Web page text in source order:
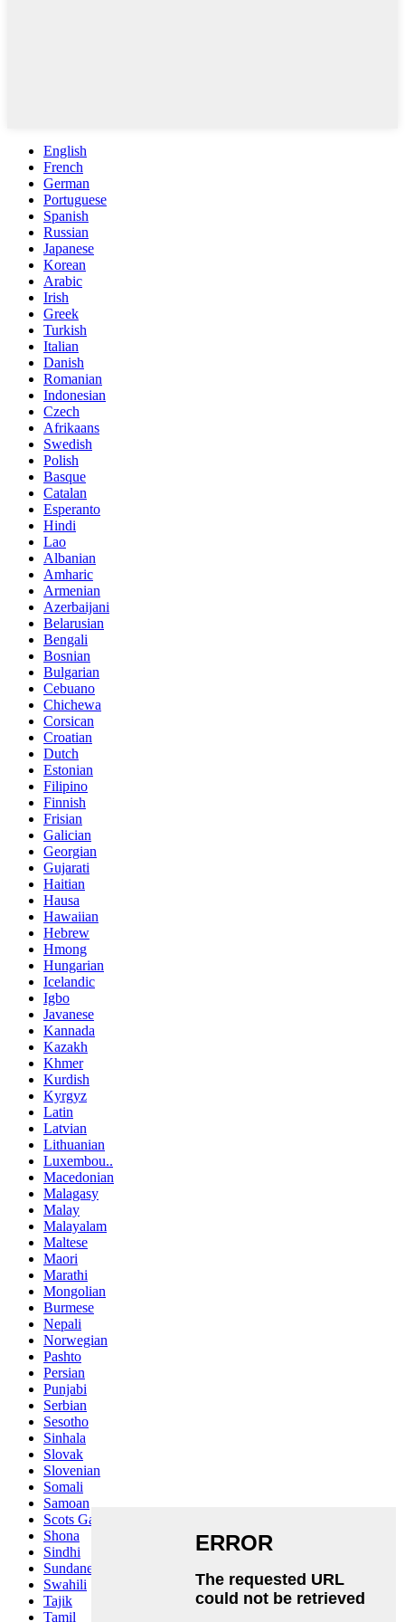
English
French
German
Portuguese
Spanish
Russian
Japanese
Korean
Arabic
Irish
Greek
Turkish
Italian
Danish
Romanian
Indonesian
Czech
Afrikaans
Swedish
Polish
Basque
Catalan
Esperanto
Hindi
Lao
Albanian
Amharic
Armenian
Azerbaijani
Belarusian
Bengali
Bosnian
Bulgarian
Cebuano
Chichewa
Corsican
Croatian
Dutch
Estonian
Filipino
Finnish
Frisian
Galician
Georgian
Gujarati
Haitian
Hausa
Hawaiian
Hebrew
Hmong
Hungarian
Icelandic
Igbo
Javanese
Kannada
Kazakh
Khmer
Kurdish
Kyrgyz
Latin
Latvian
Lithuanian
Luxembou..
Macedonian
Malagasy
Malay
Malayalam
Maltese
Maori
Marathi
Mongolian
Burmese
Nepali
Norwegian
Pashto
Persian
Punjabi
Serbian
Sesotho
Sinhala
Slovak
Slovenian
Somali
Samoan
Scots Gaelic
Shona
Sindhi
Sundanese
Swahili
Tajik
Tamil